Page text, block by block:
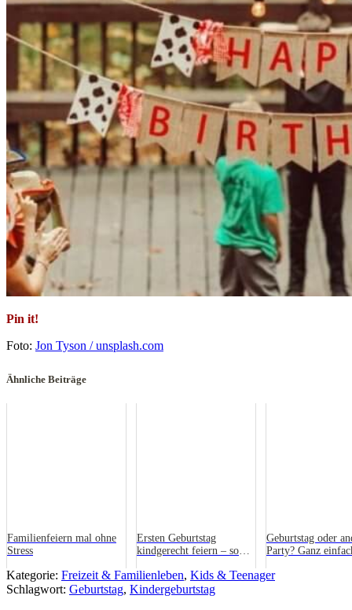
Pin it!
Foto: Jon Tyson / unsplash.com
Ähnliche Beiträge
Familienfeiern mal ohne
Stress
Ersten Geburtstag
kindgerecht feiern – so
Geburtstag oder
Party? Ganz
Kategorie: Freizeit & Familienleben, Kids & Teenager
Schlagwort: Geburtstag, Kindergeburtstag